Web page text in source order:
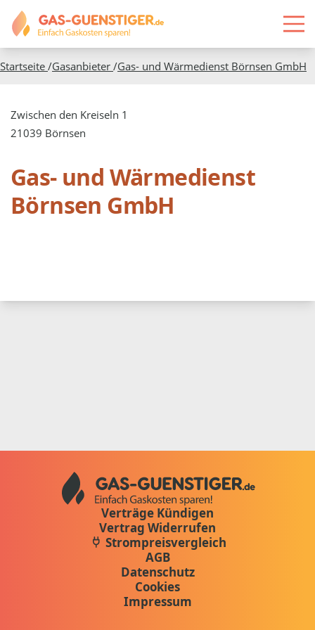
Startseite /Gasanbieter /Gas- und Wärmedienst Börnsen GmbH
Gas- und Wärmedienst
Börnsen GmbH
Zwischen den Kreiseln 1
21039 Börnsen
Verträge Kündigen
Vertrag Widerrufen
Strompreisvergleich
AGB
Datenschutz
Cookies
Impressum